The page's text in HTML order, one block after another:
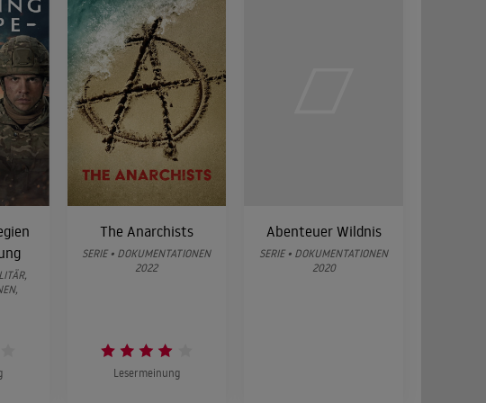
dramatischsten Einstürze der Geschichte und ihre weltweiten
der Geschichte.
The Anarchists
SERIE • DOKUMENTATIONEN
2022
Lesermeinung
Abenteuer Wildnis
SERIE • DOKUMENTATIONEN
2020